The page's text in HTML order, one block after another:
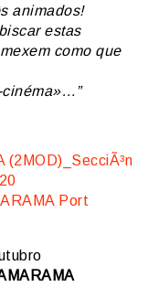
animados!
estas
como que
cinéma»…”